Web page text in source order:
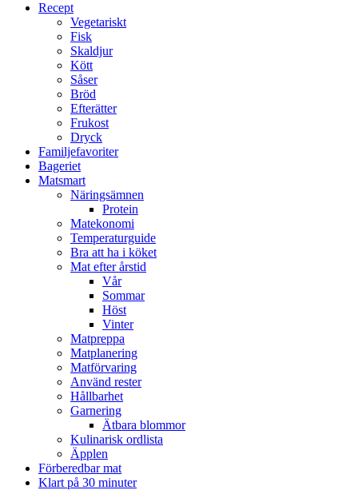
sökfältRecept
Vegetariskt
Fisk
Skaldjur
Kött
Såser
Bröd
Efterätter
Frukost
Dryck
Familjefavoriter
Bageriet
Matsmart
Näringsämnen
Protein
Matekonomi
Temperaturguide
Bra att ha i köket
Mat efter årstid
Vår
Sommar
Höst
Vinter
Matpreppa
Matplanering
Matförvaring
Använd rester
Hållbarhet
Garnering
Ätbara blommor
Kulinarisk ordlista
Äpplen
Förberedbar mat
Klart på 30 minuter